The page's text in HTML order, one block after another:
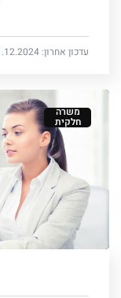
עדכון אחרון: 11.12.2024
משרה
חלקית